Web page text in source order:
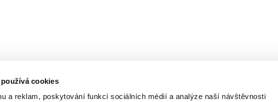
cookies
a reklam, poskytování funkcí sociálních médií a analýze naší návštěvnosti